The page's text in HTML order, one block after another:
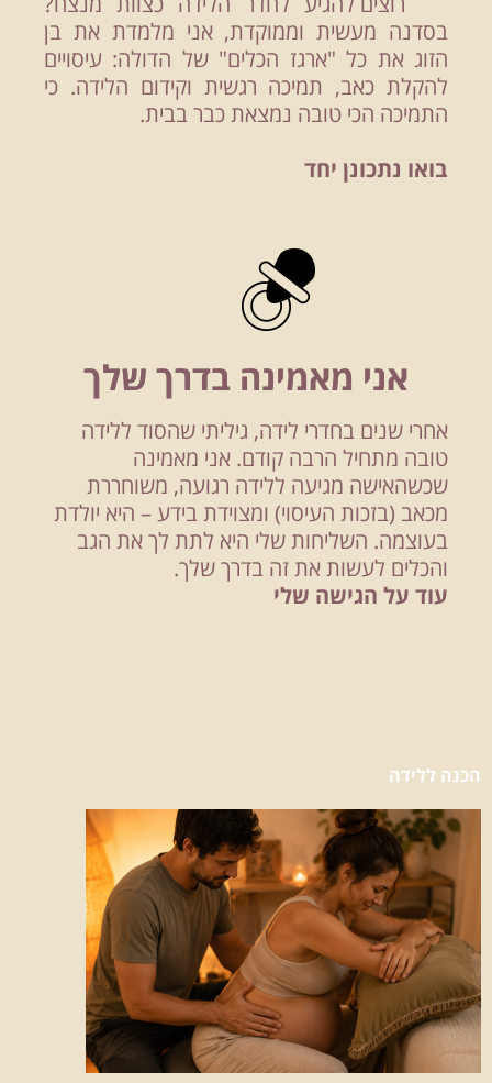
בסדנה מעשית וממוקדת, אני מלמדת את בן
הזוג את כל "ארגז הכלים" של הדולה: עיסויים
להקלת כאב, תמיכה רגשית וקידום הלידה. כי
התמיכה הכי טובה נמצאת כבר בבית.
בואו נתכונן יחד
אני מאמינה בדרך שלך
אחרי שנים בחדרי לידה, גיליתי שהסוד ללידה
טובה מתחיל הרבה קודם. אני מאמינה
שכשהאישה מגיעה ללידה רגועה, משוחררת
מכאב (בזכות העיסוי) ומצוידת בידע – היא יולדת
בעוצמה. השליחות שלי היא לתת לך את הגב
והכלים לעשות את זה בדרך שלך.
עוד על הגישה שלי
הכנה ללידה